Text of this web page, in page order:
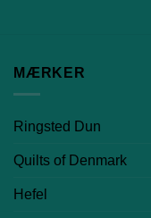
MÆRKER
Ringsted Dun
Quilts of Denmark
Hefel